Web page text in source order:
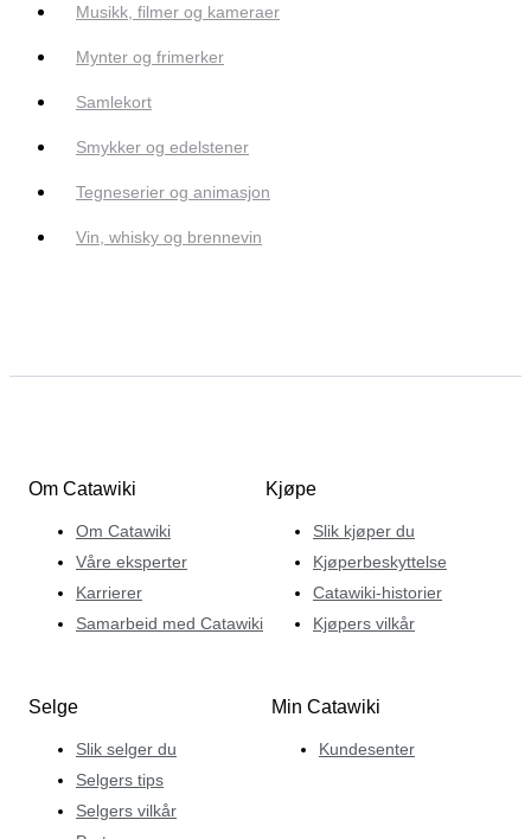
Musikk, filmer og kameraer
Mynter og frimerker
Samlekort
Smykker og edelstener
Tegneserier og animasjon
Vin, whisky og brennevin
Om Catawiki
Om Catawiki
Våre eksperter
Karrierer
Samarbeid med Catawiki
Kjøpe
Slik kjøper du
Kjøperbeskyttelse
Catawiki-historier
Kjøpers vilkår
Selge
Slik selger du
Selgers tips
Selgers vilkår
Min Catawiki
Kundesenter